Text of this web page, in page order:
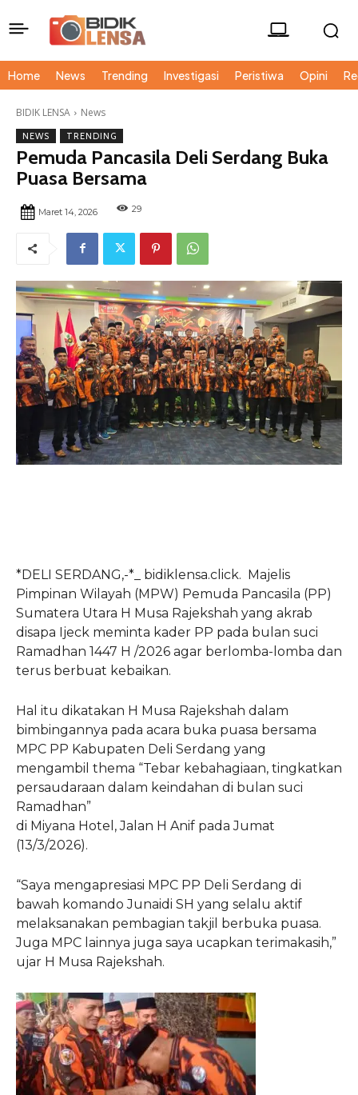
Home News Trending Investigasi Peristiwa Opini
BIDIK LENSA News
NEWS TRENDING
Pemuda Pancasila Deli Serdang Buka
Puasa Bersama
Maret 14, 2026 29
*DELI SERDANG,-*_ bidiklensa.click. Majelis
Pimpinan Wilayah (MPW) Pemuda Pancasila (PP)
Sumatera Utara H Musa Rajekshah yang akrab
disapa Ijeck meminta kader PP pada bulan suci
Ramadhan 1447 H /2026 agar berlomba-lomba dan
terus berbuat kebaikan.
Hal itu dikatakan H Musa Rajekshah dalam
bimbingannya pada acara buka puasa bersama
MPC PP Kabupaten Deli Serdang yang
mengambil thema “Tebar kebahagiaan, tingkatkan
persaudaraan dalam keindahan di bulan suci
Ramadhan”
di Miyana Hotel, Jalan H Anif pada Jumat
(13/3/2026).
“Saya mengapresiasi MPC PP Deli Serdang di
bawah komando Junaidi SH yang selalu aktif
melaksanakan pembagian takjil berbuka puasa.
Juga MPC lainnya juga saya ucapkan terimakasih,”
ujar H Musa Rajekshah.